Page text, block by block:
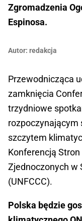
Zgromadzenia
Espinosa.
Autor: redakcja
Przewodnicząca
zamknięcia
trzydniowe
rozpoczynającym
szczytem
Konferencją
Zjednoczonych w
(UNFCCC).
Polska będzie